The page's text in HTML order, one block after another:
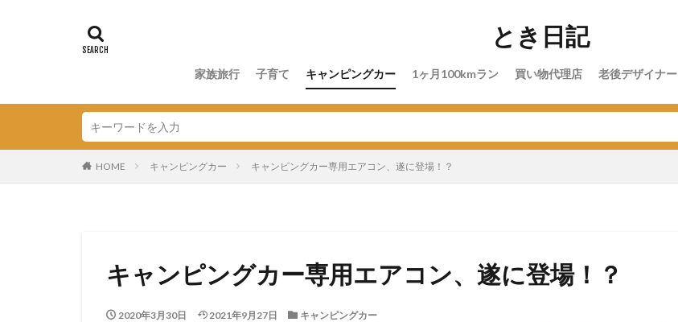
とき日記
家族旅行 子育て キャンピングカー 1ヶ月100kmラン 買い物代理店 老後デザイナー
HOME キャンピングカー キャンピングカー専用エアコン、遂に登場！？
キャンピングカー専用エアコン、遂に登場！？
2020年3月30日 2021年9月27日 キャンピングカー